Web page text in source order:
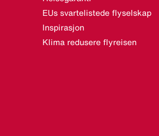
EUs svartelistede flyselskap
Inspirasjon
Klima redusere flyreisen